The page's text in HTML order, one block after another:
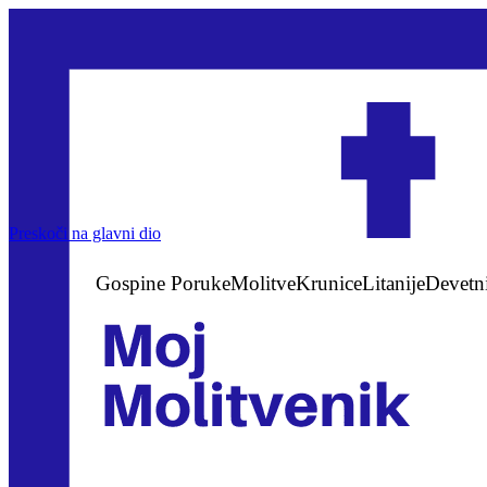
Preskoči na glavni dio
Gospine PorukeMolitveKruniceLitanije